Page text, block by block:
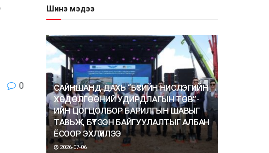
0
Шинэ мэдээ
САЙНШАНД ДАХЬ “БҮСИЙН НИСЛЭГИЙН
ХӨДӨЛГӨӨНИЙ УДИРДЛАГЫН ТӨВ”-
ИЙН ЦОГЦОЛБОР БАРИЛГЫН ШАВЫГ
ТАВЬЖ, БҮТЭЭН БАЙГУУЛАЛТЫГ АЛБАН
ЁСООР ЭХЛҮҮЛЛЭЭ
2026-07-06